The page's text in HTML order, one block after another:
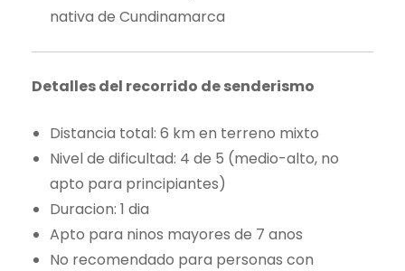
nativa de Cundinamarca
Detalles del recorrido de senderismo
Distancia total: 6 km en terreno mixto
Nivel de dificultad: 4 de 5 (medio-alto, no
apto para principiantes)
Duracion: 1 dia
Apto para ninos mayores de 7 anos
No recomendado para personas con